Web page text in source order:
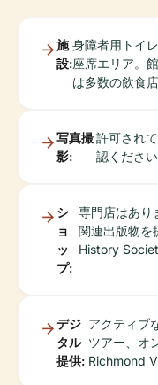
施
設:
身障者用トイ
座席エリア。
は多数の飲食
写真撮
影:
許可され
認ください
シ
ョ
ッ
プ:
専門店はあり
関連出版物を
History
デジ
タル
提供:
アクティブ
ツアー、オ
Richmond